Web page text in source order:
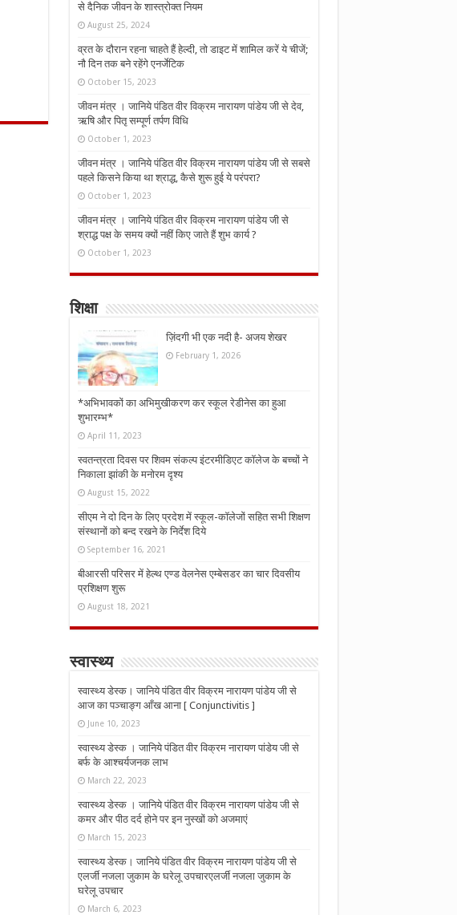
से दैनिक जीवन के शास्त्रोक्त नियम
August 25, 2024
व्रत के दौरान रहना चाहते हैं हेल्दी, तो डाइट में शामिल करें ये चीजें;
नौ दिन तक बने रहेंगे एनर्जेटिक
October 15, 2023
जीवन मंत्र । जानिये पंडित वीर विक्रम नारायण पांडेय जी से देव,
ऋषि और पितृ सम्पूर्ण तर्पण विधि
October 1, 2023
जीवन मंत्र । जानिये पंडित वीर विक्रम नारायण पांडेय जी से सबसे
पहले किसने किया था श्राद्ध, कैसे शुरू हुई ये परंपरा?
October 1, 2023
जीवन मंत्र । जानिये पंडित वीर विक्रम नारायण पांडेय जी से
श्राद्ध पक्ष के समय क्यों नहीं किए जाते हैं शुभ कार्य ?
October 1, 2023
शिक्षा
ज़िंदगी भी एक नदी है- अजय शेखर
February 1, 2026
*अभिभावकों का अभिमुखीकरण कर स्कूल रेडीनेस का हुआ
शुभारम्भ*
April 11, 2023
स्वतन्त्रता दिवस पर शिवम संकल्प इंटरमीडिएट कॉलेज के बच्चों ने
निकाला झांकी के मनोरम दृश्य
August 15, 2022
सीएम ने दो दिन के लिए प्रदेश में स्कूल-कॉलेजों सहित सभी शिक्षण
संस्थानों को बन्द रखने के निर्देश दिये
September 16, 2021
बीआरसी परिसर में हेल्थ एण्ड वेलनेस एम्बेसडर का चार दिवसीय
प्रशिक्षण शुरू
August 18, 2021
स्वास्थ्य
स्वास्थ्य डेस्क। जानिये पंडित वीर विक्रम नारायण पांडेय जी से
आज का पञ्चाङ्ग आँख आना [ Conjunctivitis ]
June 10, 2023
स्वास्थ्य डेस्क । जानिये पंडित वीर विक्रम नारायण पांडेय जी से
बर्फ के आश्चर्यजनक लाभ
March 22, 2023
स्वास्थ्य डेस्क । जानिये पंडित वीर विक्रम नारायण पांडेय जी से
कमर और पीठ दर्द होने पर इन नुस्‍खों को अजमाएं
March 15, 2023
स्वास्थ्य डेस्क। जानिये पंडित वीर विक्रम नारायण पांडेय जी से
एलर्जी नजला जुकाम के घरेलू उपचारएलर्जी नजला जुकाम के
घरेलू उपचार
March 6, 2023